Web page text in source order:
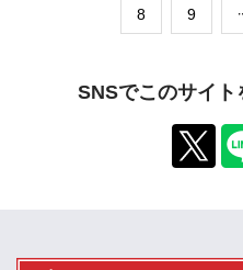
​8 ​9
SNSでこのサイト